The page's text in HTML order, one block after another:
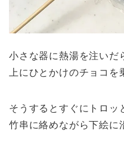
小さな器に熱湯を注いだ
上にひとかけのチョコを
そうするとすぐにトロッ
竹串に絡めながら下絵に